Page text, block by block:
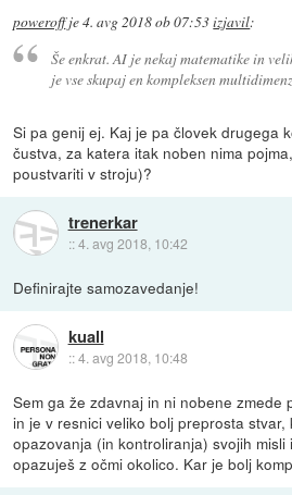
poweroffje4. avg 2018 ob 07:53izjavil:
Še enkrat. AI je nekaj matematike in
je vse skupaj en kompleksen
Si pa genij ej. Kaj je pa človek drugega
čustva, za katera itak noben nima
poustvariti v stroju)?
trenerkar
::4. avg 2018, 10:42
Definirajte samozavedanje!
kuall
::4. avg 2018, 10:48
Sem ga že zdavnaj in ni nobene zmede
in je v resnici veliko bolj preprosta
opazovanja (in kontroliranja) svojih
opazuješ z očmi okolico. Kar je bolj